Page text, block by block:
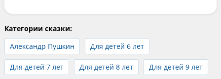
Категории сказки:
Александр Пушкин
Для детей 6 лет
Для детей 7 лет Для детей 8 лет Для детей 9 лет